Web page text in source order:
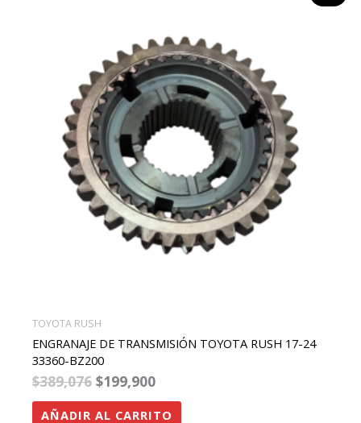
TOYOTA RUSH
ENGRANAJE DE TRANSMISIÓN TOYOTA RUSH 17-24
33360-BZ200
$389,076
$389,076.
$199,900
$199,900.
AÑADIR AL CARRITO